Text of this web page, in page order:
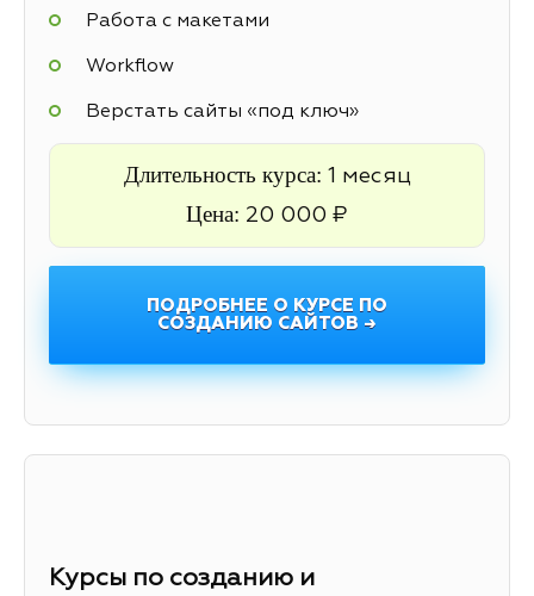
Работа с макетами
Workflow
Верстать сайты «под ключ»
Длительность курса: 1 месяц
Цена: 20 000 ₽
ПОДРОБНЕЕ О КУРСЕ ПО
СОЗДАНИЮ САЙТОВ →
Курсы по созданию и